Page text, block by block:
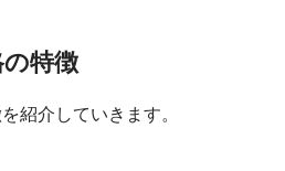
特徴
紹介していきます。